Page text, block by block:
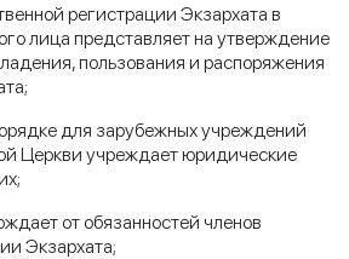
регистрации Экзархата в
лица представляет на утверждение
пользования и распоряжения
для зарубежных учреждений
Церкви учреждает юридические
от обязанностей членов
Экзархата;